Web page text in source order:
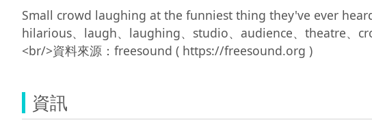
Small crowd laughing at the funniest thing they've ever
hilarious、laugh、laughing、studio、audience、theatre、
資訊